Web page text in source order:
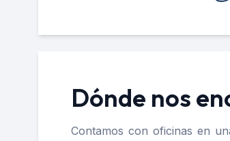
Dónde nos
Contamos con oficinas en